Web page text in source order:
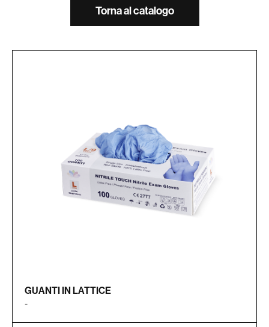
Torna al catalogo
GUANTI IN LATTICE
-